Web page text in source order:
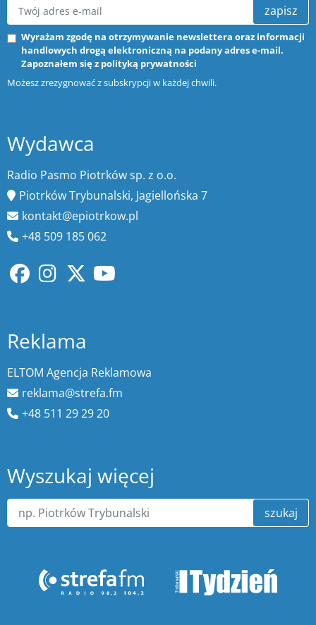
zapisz
Wyrażam zgodę na otrzymywanie newslettera oraz informacji
handlowych drogą elektroniczną na podany adres e-mail.
Zapoznałem się z polityką prywatności
Możesz zrezygnować z subskrypcji w każdej chwili.
Wydawca
Radio Pasmo Piotrków sp. z o.o.
Piotrków Trybunalski, Jagiellońska 7
kontakt@epiotrkow.pl
+48 509 185 062
Reklama
ELTOM Agencja Reklamowa
reklama@strefa.fm
+48 511 29 29 20
Wyszukaj więcej
szukaj